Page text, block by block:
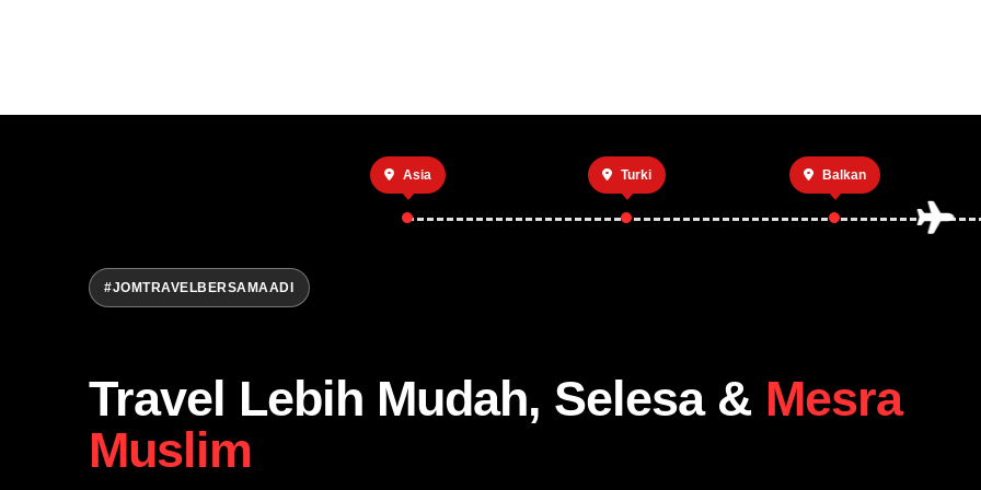
Asia Turki Balkan
#JOMTRAVELBERSAMAADI
Travel Lebih Mudah, Selesa & Mesra
Muslim